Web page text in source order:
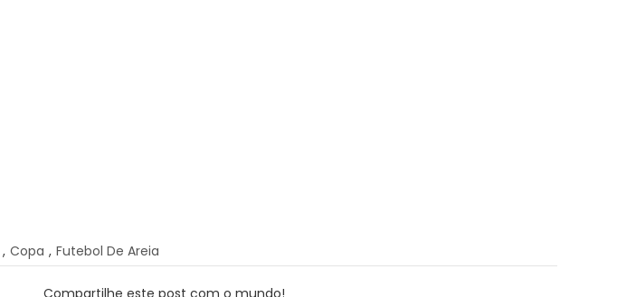
, Copa , Futebol De Areia